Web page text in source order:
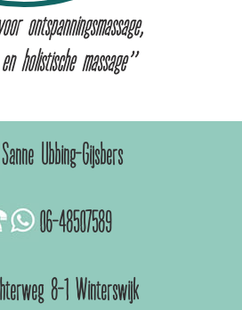
ontspanningsmassage,
holistische massage”
Sanne Ubbing-Gijsbers
06-48507589
8-1 Winterswijk